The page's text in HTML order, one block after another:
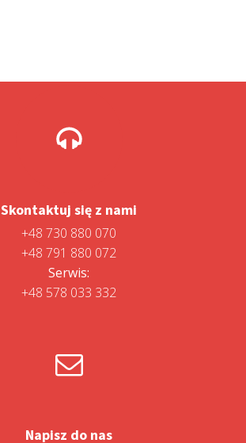
Skontaktuj się z nami
+48 730 880 070
+48 791 880 072
Serwis:
+48 578 033 332
Napisz do nas